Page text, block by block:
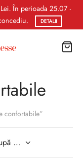
În perioada 25.07 -
DETALII
confortabile”